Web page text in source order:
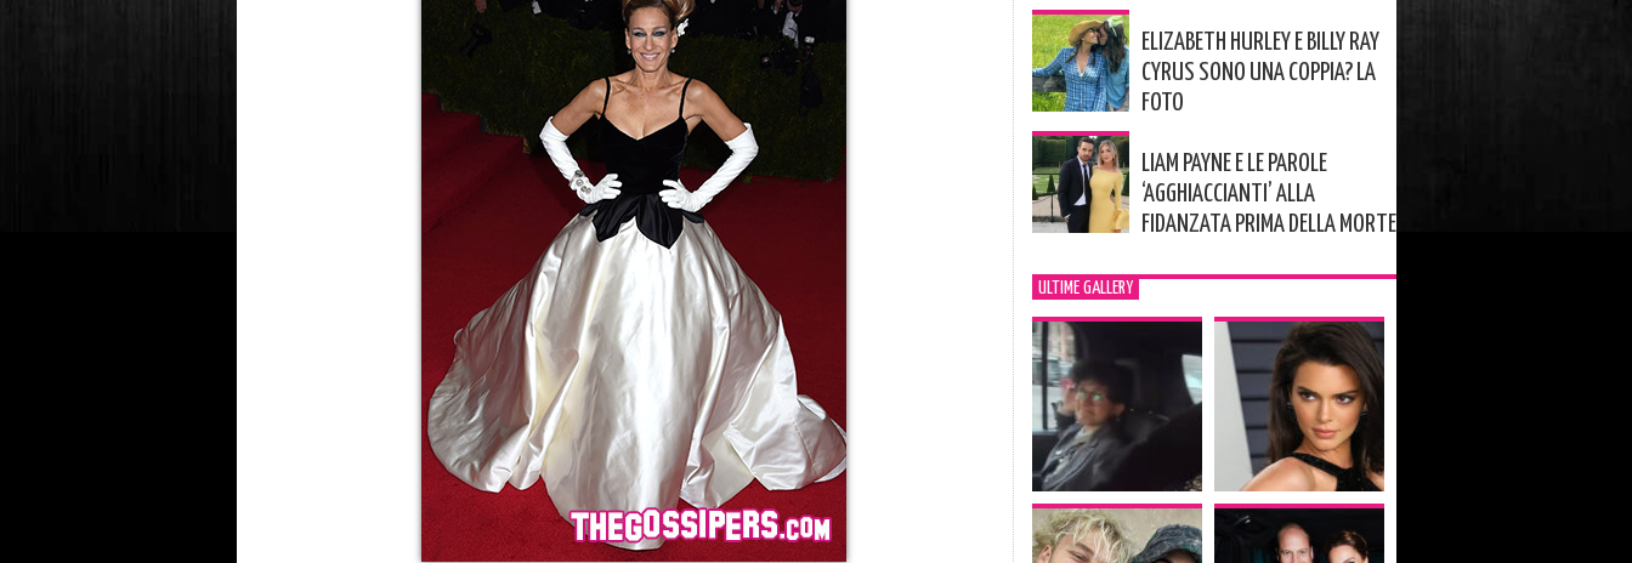
ELIZABETH HURLEY E BILLY RAY
CYRUS SONO UNA COPPIA? LA
FOTO
LIAM PAYNE E LE PAROLE
‘AGGHIACCIANTI’ ALLA
FIDANZATA PRIMA DELLA MORTE
ULTIME GALLERY